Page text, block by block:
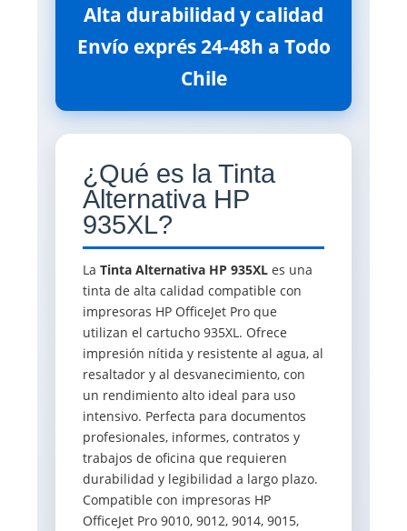
 Alta durabilidad y calidad 
Envío exprés 24-48h a Todo
Chile
¿Qué es la Tinta
Alternativa HP
935XL?
La Tinta Alternativa HP 935XL es una
tinta de alta calidad compatible con
impresoras HP OfficeJet Pro que
utilizan el cartucho 935XL. Ofrece
impresión nítida y resistente al agua, al
resaltador y al desvanecimiento, con
un rendimiento alto ideal para uso
intensivo. Perfecta para documentos
profesionales, informes, contratos y
trabajos de oficina que requieren
durabilidad y legibilidad a largo plazo.
Compatible con impresoras HP
OfficeJet Pro 9010, 9012, 9014, 9015,